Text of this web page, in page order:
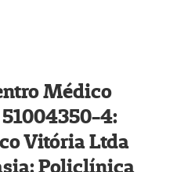
Médico
4:
Vitória Ltda
Policlínica